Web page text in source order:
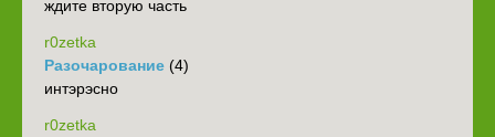
ждите вторую часть
r0zetka
Разочарование (4)
интэрэсно
r0zetka